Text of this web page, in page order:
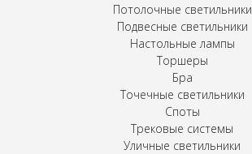
Потолочные светильники
Подвесные светильники
Настольные лампы
Торшеры
Бра
Точечные светильники
Споты
Трековые системы
Уличные светильники